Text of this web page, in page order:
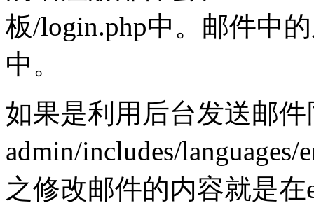
板/login.php中。邮件中
中。
如果是利用后台发送邮
admin/includes/
之修改邮件的内容就是在